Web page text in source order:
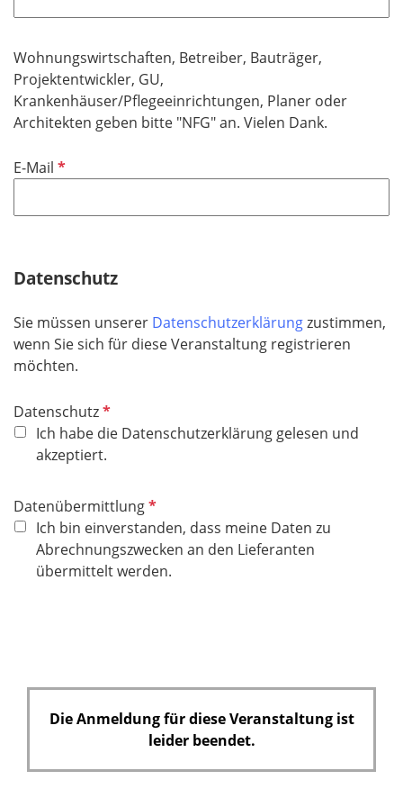
d
t
e
l
d
c
h
t
f
d
Wohnungswirtschaften, Betreiber, Bauträger,
Projektentwickler, GU,
Krankenhäuser/Pflegeeinrichtungen, Planer oder
Architekten geben bitte "NFG" an. Vielen Dank.
E-Mail P
h
f
e
l
Datenschutz
Sie müssen unserer Datenschutzerklärungzustimmen,
wenn Sie sich für diese Veranstaltung registrieren
möchten.
DatenschutzP
f
l
c
h
t
f
e
Ich habe die Datenschutzerklärung gelesen und
akzeptiert.
DatenübermittlungP
f
l
i
d
Ich bin einverstanden, dass meine Daten zu
Abrechnungszwecken an den Lieferanten
übermittelt werden.
Die Anmeldung für diese Veranstaltung ist
leider beendet.